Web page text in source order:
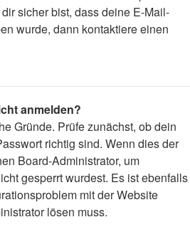
sicher bist, dass deine E-Mail-
wurde, dann kontaktiere einen
anmelden?
Gründe. Prüfe zunächst, ob dein
richtig sind. Wenn dies der
Board-Administrator, um
gesperrt wurdest. Es ist ebenfalls
mit der Website
lösen muss.